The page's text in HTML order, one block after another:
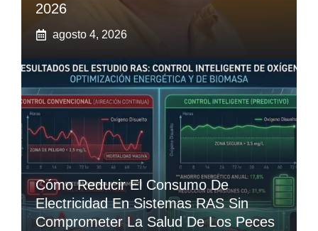
2026
agosto 4, 2026
Cómo Reducir El Consumo De
Electricidad En Sistemas RAS Sin
Comprometer La Salud De Los Peces